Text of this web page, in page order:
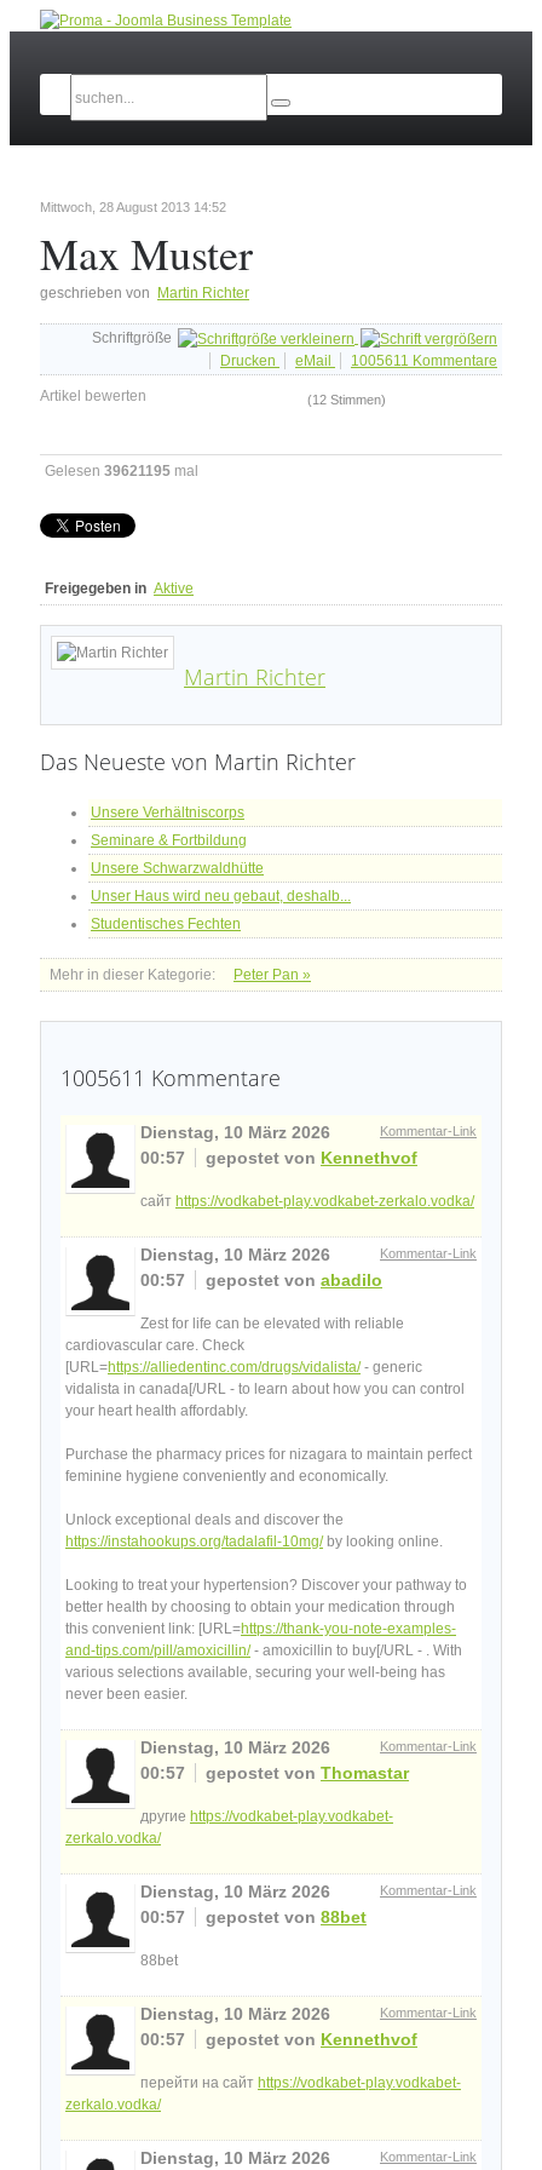
Mittwoch, 28 August 2013 14:52
Max Muster
geschrieben von Martin Richter
Schriftgröße
Drucken
eMail 1005611 Kommentare
Artikel bewerten (12 Stimmen)
Gelesen 39621195 mal
Freigegeben in Aktive
Martin Richter
Das Neueste von Martin Richter
Unsere Verhältniscorps
Seminare & Fortbildung
Unsere Schwarzwaldhütte
Unser Haus wird neu gebaut, deshalb...
Studentisches Fechten
Mehr in dieser Kategorie: Peter Pan »
1005611 Kommentare
Kommentar-Link
Dienstag, 10 März 2026
00:57
gepostet von Kennethvof
сайт https://vodkabet-play.vodkabet-zerkalo.vodka/
Kommentar-Link
Dienstag, 10 März 2026
00:57
gepostet von abadilo
Zest for life can be elevated with reliable
cardiovascular care. Check
[URL=https://alliedentinc.com/drugs/vidalista/- generic
vidalista in canada[/URL - to learn about how you can control
your heart health affordably.
Purchase the pharmacy prices for nizagara to maintain perfect
feminine hygiene conveniently and economically.
Unlock exceptional deals and discover the
https://instahookups.org/tadalafil-10mg/by looking online.
Looking to treat your hypertension? Discover your pathway to
better health by choosing to obtain your medication through
this convenient link: [URL=https://thank-you-note-examples-
and-tips.com/pill/amoxicillin/- amoxicillin to buy[/URL - . With
various selections available, securing your well-being has
never been easier.
Kommentar-Link
Dienstag, 10 März 2026
00:57
gepostet von Thomastar
другие https://vodkabet-play.vodkabet-
zerkalo.vodka/
Kommentar-Link
Dienstag, 10 März 2026
00:57
gepostet von 88bet
88bet
Kommentar-Link
Dienstag, 10 März 2026
00:57
gepostet von Kennethvof
перейти на сайт https://vodkabet-play.vodkabet-
zerkalo.vodka/
Kommentar-Link
Dienstag, 10 März 2026